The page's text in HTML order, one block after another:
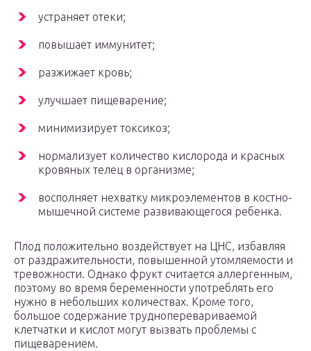
устраняет отеки;
повышает иммунитет;
разжижает кровь;
улучшает пищеварение;
минимизирует токсикоз;
нормализует количество кислорода и красных
кровяных телец в организме;
восполняет нехватку микроэлементов в костно-
мышечной системе развивающегося ребенка.
Плод положительно воздействует на ЦНС, избавляя
от раздражительности, повышенной утомляемости и
тревожности. Однако фрукт считается аллергенным,
поэтому во время беременности употреблять его
нужно в небольших количествах. Кроме того,
большое содержание трудноперевариваемой
клетчатки и кислот могут вызвать проблемы с
пищеварением.